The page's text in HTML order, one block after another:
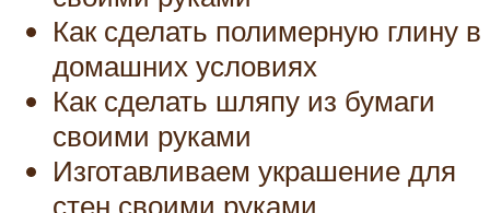
Как сделать полимерную глину в
домашних условиях
Как сделать шляпу из бумаги
своими руками
Изготавливаем украшение для
стен своими руками